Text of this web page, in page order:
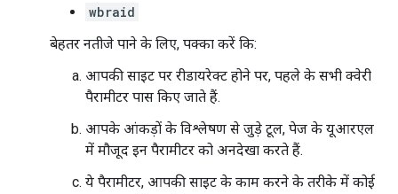
wbraid
बेहतर नतीजे पाने के लिए, पक्का करें कि:
आपकी साइट पर रीडायरेक्ट होने पर, पहले के सभी क्वेरी
पैरामीटर पास किए जाते हैं.
आपके आंकड़ों के विश्लेषण से जुड़े टूल, पेज के यूआरएल
में मौजूद इन पैरामीटर को अनदेखा करते हैं.
ये पैरामीटर, आपकी साइट के काम करने के तरीके में कोई